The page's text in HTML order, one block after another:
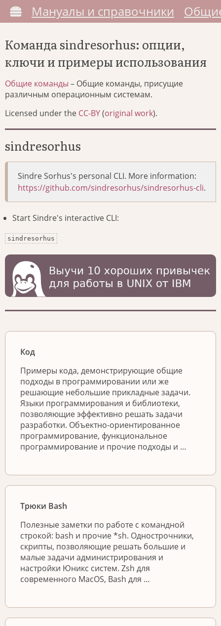
Мануалы и справочники
Команда sindresorhus: опции,
ключи и примеры использования
Общие команды – Общие команды, присущие
различным операционным системам.
Licensed under the CC-BY(original work).
sindresorhus
Sindre Sorhus's personal CLI. More information:
https://github.com/sindresorhus/sindresorhus-cli.
Start Sindre's interactive CLI:
sindresorhus
Код
Примеры кода, демонстрирующие общие
подходы в программировании или же
решающие небольшие прикладные задачи.
Языки программирования и библиотеки,
позволяющие эффективно решать задачи
разработки. Объектно-ориентированное
программирование, функциональное
программирование и прочие подходы и …
Трюки Bash
Полезные заметки по работе с командной
строкой: bash и прочие *sh. Однострочники,
скрипты, позволяющие решать большие и
малые задачи администрирования и
настройки Юникс систем. Zsh для
современного MacOS, Bash для …